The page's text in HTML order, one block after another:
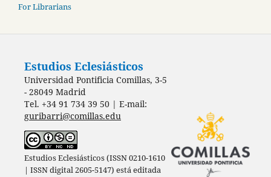
For Librarians
Estudios Eclesiásticos
Universidad Pontificia Comillas, 3-5
- 28049 Madrid
Tel. +34 91 734 39 50 | E-mail:
guribarri@comillas.edu
Estudios Eclesiásticos (ISSN 0210-1610
| ISSN digital 2605-5147) está editada